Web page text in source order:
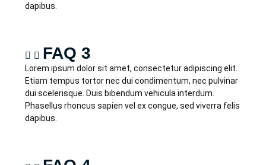
dapibus.
FAQ 3
Lorem ipsum dolor sit amet, consectetur adipiscing elit.
Etiam tempus tortor nec dui condimentum, nec pulvinar
dui scelerisque. Duis bibendum vehicula interdum.
Phasellus rhoncus sapien vel ex congue, sed viverra felis
dapibus.